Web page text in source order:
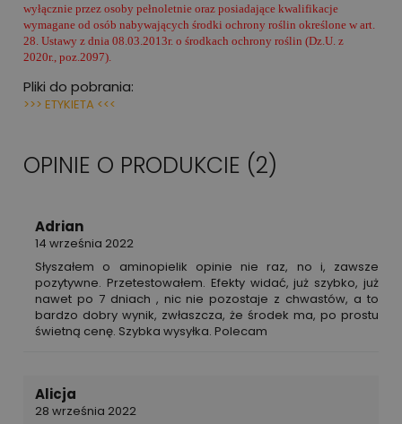
wyłącznie przez osoby pełnoletnie oraz posiadające kwalifikacje
wymagane od osób nabywających środki ochrony roślin określone w art.
28. Ustawy z dnia 08.03.2013r. o środkach ochrony roślin (Dz.U. z
2020r., poz.2097).
Pliki do pobrania:
>>> ETYKIETA <<<
OPINIE O PRODUKCIE (2)
Adrian
14 września 2022
Słyszałem o aminopielik opinie nie raz, no i, zawsze
pozytywne. Przetestowałem. Efekty widać, już szybko, już
nawet po 7 dniach , nic nie pozostaje z chwastów, a to
bardzo dobry wynik, zwłaszcza, że środek ma, po prostu
świetną cenę. Szybka wysyłka. Polecam
Alicja
28 września 2022